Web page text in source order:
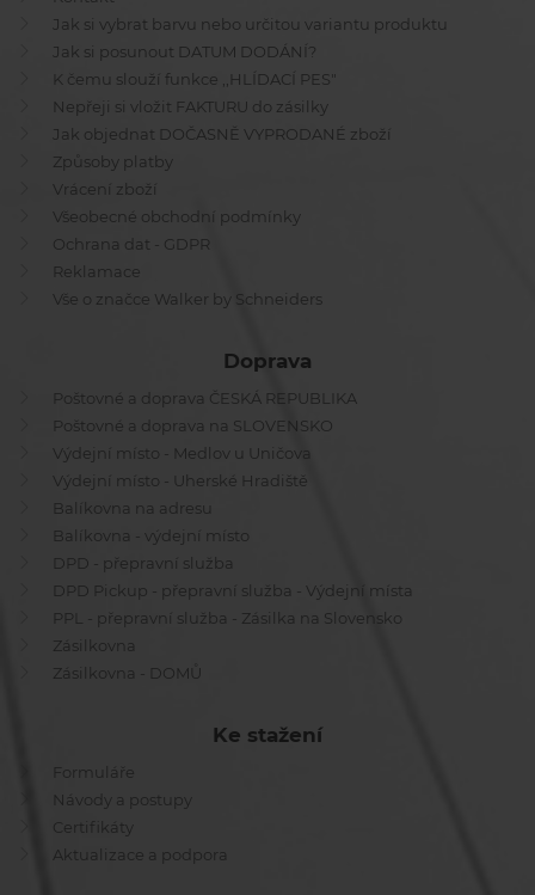
Jak si vybrat barvu nebo určitou variantu produktu
Jak si posunout DATUM DODÁNÍ?
K čemu slouží funkce ,,HLÍDACÍ PES"
Nepřeji si vložit FAKTURU do zásilky
Jak objednat DOČASNĚ VYPRODANÉ zboží
Způsoby platby
Vrácení zboží
Všeobecné obchodní podmínky
Ochrana dat - GDPR
Reklamace
Vše o značce Walker by Schneiders
Doprava
Poštovné a doprava ČESKÁ REPUBLIKA
Poštovné a doprava na SLOVENSKO
Výdejní místo - Medlov u Uničova
Výdejní místo - Uherské Hradiště
Balíkovna na adresu
Balíkovna - výdejní místo
DPD - přepravní služba
DPD Pickup - přepravní služba - Výdejní místa
PPL - přepravní služba - Zásilka na Slovensko
Zásilkovna
Zásilkovna - DOMŮ
Ke stažení
Formuláře
Návody a postupy
Certifikáty
Aktualizace a podpora